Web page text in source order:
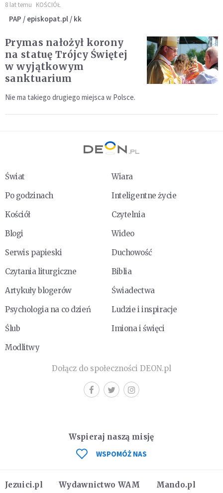
8 lat temu KOŚCIÓŁ
PAP / episkopat.pl / kk
Prymas nałożył korony
na statuę Trójcy Świętej
w wyjątkowym
sanktuarium
Nie ma takiego drugiego miejsca w Polsce.
Świat
Wiara
Po godzinach
Inteligentne życie
Kościół
Czytelnia
Blogi
Wideo
Serwis papieski
Duchowość
Czytania liturgiczne
Biblia
Artykuły blogerów
Świadectwa
Psychologia na co dzień
Ludzie i inspiracje
Ślub
Imiona i święci
Modlitwy
Dołącz do społeczności DEON.pl
Jezuici.pl Wydawnictwo WAM Mando.pl
Wspieraj naszą misję
WSPOMÓŻ NAS